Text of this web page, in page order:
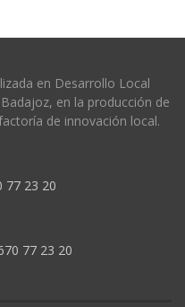
en Desarrollo Local
en la producción de
de innovación local.
77 23 20
77 23 20